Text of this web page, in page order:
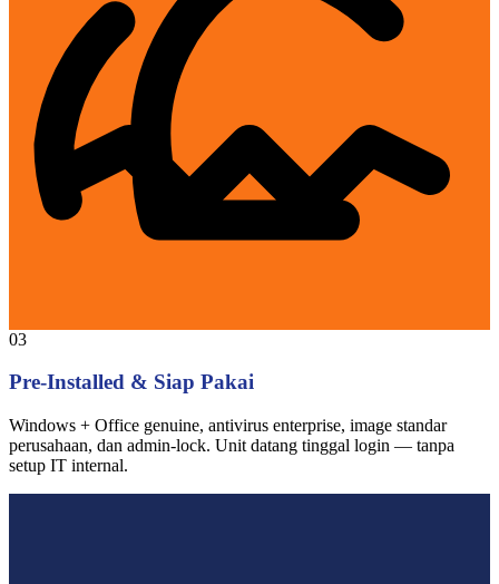
03
Pre-Installed & Siap Pakai
Windows + Office genuine, antivirus enterprise, image standar
perusahaan, dan admin-lock. Unit datang tinggal login — tanpa
setup IT internal.